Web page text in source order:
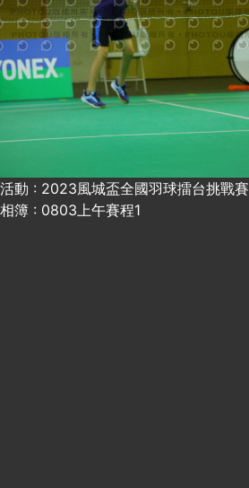
活動 : 2023風城盃全國羽球擂台挑戰賽
相簿 : 0803上午賽程1